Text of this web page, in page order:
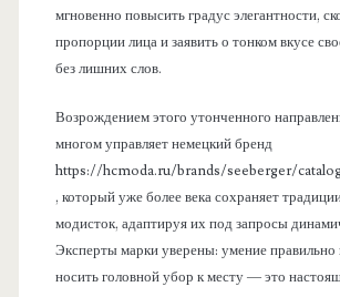
мгновенно повысить градус элегантности,
пропорции лица и заявить о тонком вкусе
без лишних слов.
Возрождением этого утонченного
многом управляет немецкий бренд
https://hcmoda.ru/brands/seeberger/
, который уже более века сохраняет
модисток, адаптируя их под запросы
Эксперты марки уверены: умение правильно
носить головной убор к месту — это